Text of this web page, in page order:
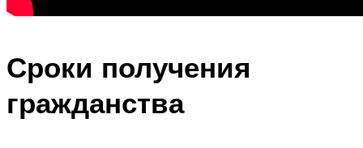
Сроки получения
гражданства